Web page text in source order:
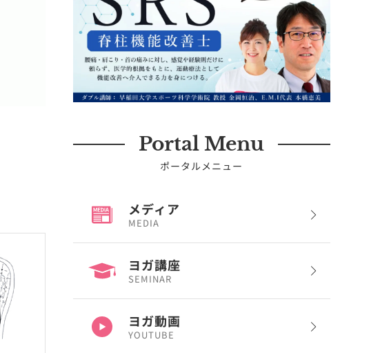
Portal Menu
ポータルメニュー
メディア
MEDIA
ヨガ講座
SEMINAR
ヨガ動画
YOUTUBE